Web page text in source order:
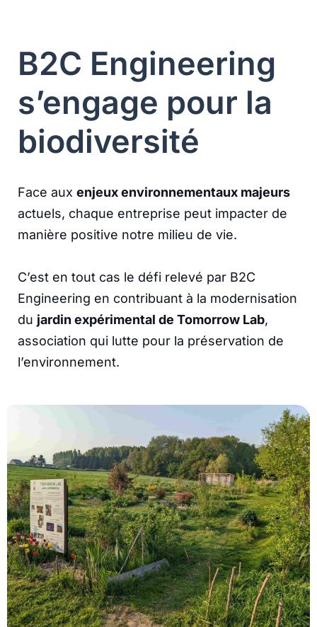
B2C Engineering
s’engage pour la
biodiversité
Face aux enjeux environnementaux majeurs
actuels, chaque entreprise peut impacter de
manière positive notre milieu de vie.
C’est en tout cas le défi relevé par B2C
Engineering en contribuant à la modernisation
du jardin expérimental de Tomorrow Lab,
association qui lutte pour la préservation de
l’environnement.